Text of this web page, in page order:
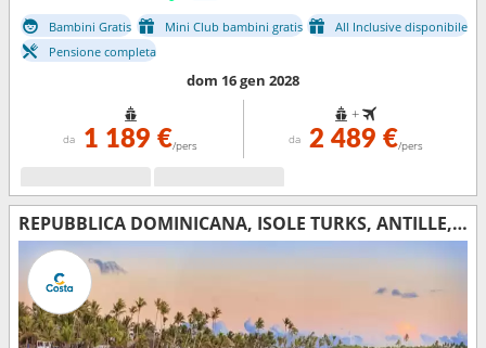
Bambini Gratis Mini Club bambini gratis
All Inclusive disponibile
Pensione completa
dom 16 gen 2028
da 1 189 €/pers
+
da 2 489 €/pers
REPUBBLICA DOMINICANA, ISOLE TURKS, ANTILLE, ISOLE VERGINI